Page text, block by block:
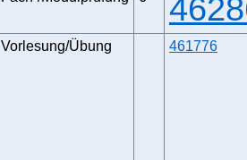
Vorlesung/Übung 461776